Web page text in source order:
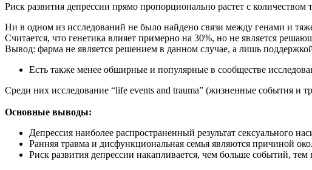
Риск развития депрессии прямо пропорционально растет с
Ни в одном из исследований не было найдено связи между генами и
Считается, что генетика влияет примерно на 30%, но не является
Вывод: фарма не является решением в данном случае, а лишь
Есть также менее обширные и популярные в сообществе
Среди них исследование “life events and trauma” (жизненные события и
Основные выводы:
Депрессия наиболее распространенный результат сексуального
Ранняя травма и дисфункциональная семья являются причиной
Риск развития депрессии накапливается, чем больше событий,